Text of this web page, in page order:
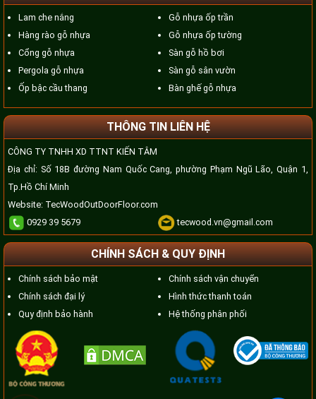
Lam che nắng
Hàng rào gỗ nhựa
Cổng gỗ nhựa
Pergola gỗ nhựa
Ốp bậc cầu thang
Gỗ nhựa ốp trần
Gỗ nhựa ốp tường
Sàn gỗ hồ bơi
Sàn gỗ sân vườn
Bàn ghế gỗ nhựa
THÔNG TIN LIÊN HỆ
CÔNG TY TNHH XD TTNT KIẾN TÂM
Địa chỉ: Số 18B đường Nam Quốc Cang, phường Phạm Ngũ Lão, Quận 1,
Tp.Hồ Chí Minh
Website: TecWoodOutDoorFloor.com
0929 39 5679
tecwood.vn@gmail.com
CHÍNH SÁCH & QUY ĐỊNH
Chính sách bảo mật
Chính sách đại lý
Quy định bảo hành
Chính sách vận chuyển
Hình thức thanh toán
Hệ thống phân phối